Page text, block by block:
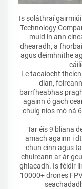
Is soláthraí
Technology
muid in ann
dhearadh, a
agus deimhnithe
Le tacaíocht
dian,
barrfheabhas
againn ó gach
chuig níos mó ná
Tar éis 9 bliana
amach againn i
chun cinn agus
chuireann ar ár
ghlacadh. Is féidir
10000+ drones